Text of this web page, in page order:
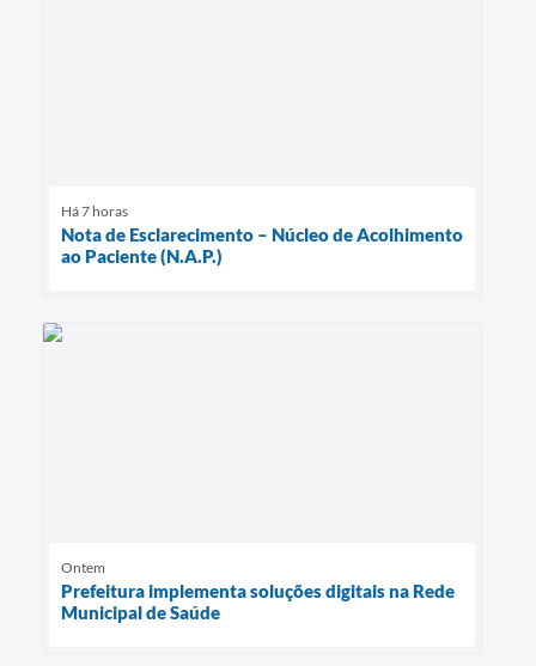
Há 7 horas
Nota de Esclarecimento – Núcleo de Acolhimento
ao Paciente (N.A.P.)
Ontem
Prefeitura implementa soluções digitais na Rede
Municipal de Saúde